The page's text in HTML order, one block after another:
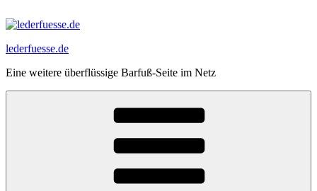
Inhalt
lederfuesse.de
Eine weitere überflüssige Barfuß-Seite im Netz